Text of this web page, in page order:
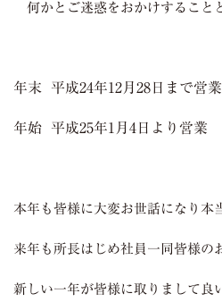
何かとご迷惑をおかけすること
年末 平成24年12月28日まで営業
年始 平成25年1月4日より営業
本年も皆様に大変お世話になり本
来年も所長はじめ社員一同皆様の
新しい一年が皆様に取りまして良